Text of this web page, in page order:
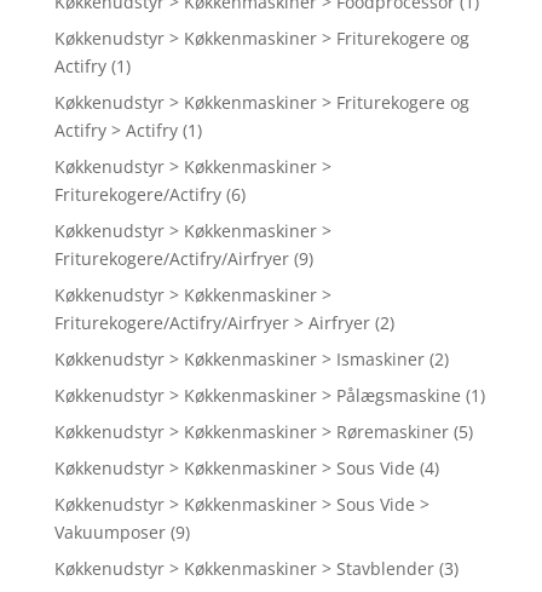
Køkkenudstyr > Køkkenmaskiner > Friturekogere og
Actifry (1)
Køkkenudstyr > Køkkenmaskiner > Friturekogere og
Actifry > Actifry (1)
Køkkenudstyr > Køkkenmaskiner >
Friturekogere/Actifry (6)
Køkkenudstyr > Køkkenmaskiner >
Friturekogere/Actifry/Airfryer (9)
Køkkenudstyr > Køkkenmaskiner >
Friturekogere/Actifry/Airfryer > Airfryer (2)
Køkkenudstyr > Køkkenmaskiner > Ismaskiner (2)
Køkkenudstyr > Køkkenmaskiner > Pålægsmaskine (1)
Køkkenudstyr > Køkkenmaskiner > Røremaskiner (5)
Køkkenudstyr > Køkkenmaskiner > Sous Vide (4)
Køkkenudstyr > Køkkenmaskiner > Sous Vide >
Vakuumposer (9)
Køkkenudstyr > Køkkenmaskiner > Stavblender (3)